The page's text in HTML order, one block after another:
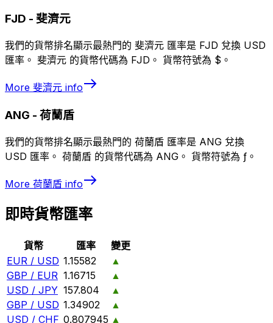
FJD - 斐濟元
我們的貨幣排名顯示最熱門的 斐濟元 匯率是 FJD 兌換 USD
匯率。 斐濟元 的貨幣代碼為 FJD。 貨幣符號為 $。
More 斐濟元 info
ANG - 荷蘭盾
我們的貨幣排名顯示最熱門的 荷蘭盾 匯率是 ANG 兌換
USD 匯率。 荷蘭盾 的貨幣代碼為 ANG。 貨幣符號為 ƒ。
More 荷蘭盾 info
即時貨幣匯率
貨幣 匯率
變更
EUR / USD 1.15582
▲
GBP / EUR 1.16715
▲
USD / JPY 157.804
▲
GBP / USD 1.34902
▲
USD / CHF 0.807945 ▲